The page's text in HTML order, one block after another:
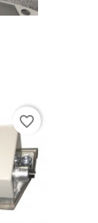
favorite_border